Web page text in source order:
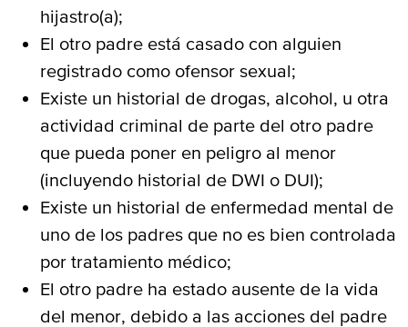
hijastro(a);
El otro padre está casado con alguien
registrado como ofensor sexual;
Existe un historial de drogas, alcohol, u otra
actividad criminal de parte del otro padre
que pueda poner en peligro al menor
(incluyendo historial de DWI o DUI);
Existe un historial de enfermedad mental de
uno de los padres que no es bien controlada
por tratamiento médico;
El otro padre ha estado ausente de la vida
del menor, debido a las acciones del padre